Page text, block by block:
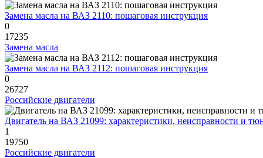
Замена масла на ВАЗ 2110: пошаговая инструкция
0
17235
Замена масла
Замена масла на ВАЗ 2112: пошаговая инструкция
0
26727
Российские двигатели
Двигатель на ВАЗ 21099: характеристики, неисправности и
1
19750
Российские двигатели